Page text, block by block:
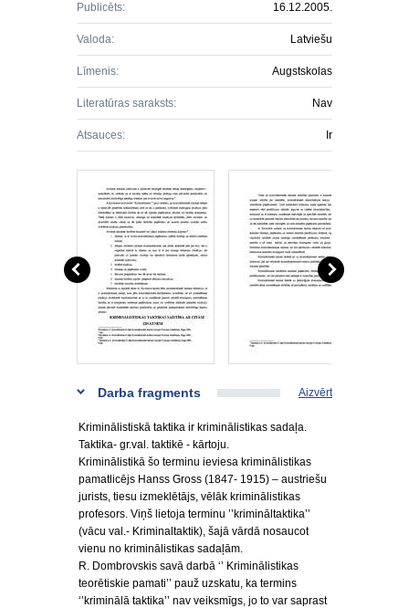
Publicēts: 16.12.2005.
Valoda: Latviešu
Līmenis: Augstskolas
Literatūras saraksts: Nav
Atsauces: Ir
Darba fragments Aizvērt
Kriminālistiskā taktika ir kriminālistikas sadaļa.
Taktika- gr.val. taktikē - kārtoju.
Kriminālistikā šo terminu ieviesa kriminālistikas
pamatlicējs Hanss Gross (1847- 1915) – austriešu
jurists, tiesu izmeklētājs, vēlāk kriminālistikas
profesors. Viņš lietoja terminu ’’krimināltaktika’’
(vācu val.- Kriminaltaktik), šajā vārdā nosaucot
vienu no kriminālistikas sadaļām.
R. Dombrovskis savā darbā ‘’ Kriminālistikas
teorētiskie pamati’’ pauž uzskatu, ka termins
‘’kriminālā taktika’’ nav veiksmīgs, jo to var saprast